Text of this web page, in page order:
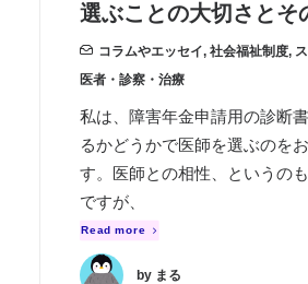
選ぶことの大切さとそ
コラムやエッセイ, 社会福祉制度,
医者・診察・治療
私は、障害年金申請用の診断
るかどうかで医師を選ぶのを
す。医師との相性、というの
ですが、
Read more
by まる